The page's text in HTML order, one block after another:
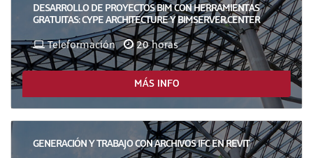
DESARROLLO DE PROYECTOS BIM CON HERRAMIENTAS
GRATUITAS: CYPE ARCHITECTURE Y BIMSERVER.CENTER
Teleformación 20 horas
MÁS INFO
GENERACIÓN Y TRABAJO CON ARCHIVOS IFC EN REVIT